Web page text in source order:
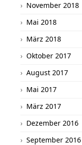
November 2018
Mai 2018
März 2018
Oktober 2017
August 2017
Mai 2017
März 2017
Dezember 2016
September 2016